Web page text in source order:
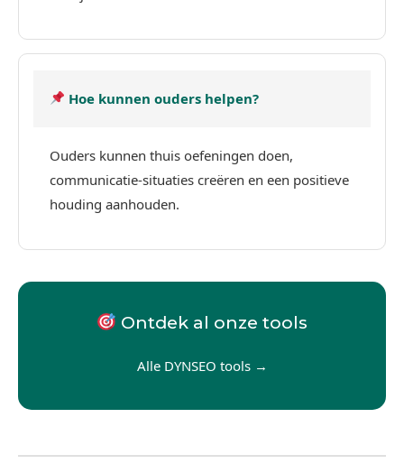
Hoe kunnen ouders helpen?
Ouders kunnen thuis oefeningen doen,
communicatie-situaties creëren en een positieve
houding aanhouden.
Ontdek al onze tools
Alle DYNSEO tools →